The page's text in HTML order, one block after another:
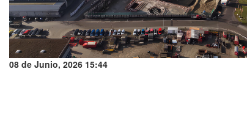
08 de Junio, 2026 15:44